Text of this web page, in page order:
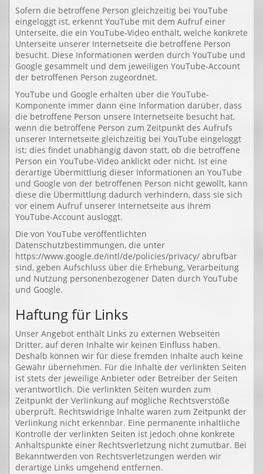
Sofern die betroffene Person gleichzeitig bei YouTube
eingeloggt ist, erkennt YouTube mit dem Aufruf einer
Unterseite, die ein YouTube-Video enthält, welche konkrete
Unterseite unserer Internetseite die betroffene Person
besucht. Diese Informationen werden durch YouTube und
Google gesammelt und dem jeweiligen YouTube-Account
der betroffenen Person zugeordnet.
YouTube und Google erhalten über die YouTube-
Komponente immer dann eine Information darüber, dass
die betroffene Person unsere Internetseite besucht hat,
wenn die betroffene Person zum Zeitpunkt des Aufrufs
unserer Internetseite gleichzeitig bei YouTube eingeloggt
ist; dies findet unabhängig davon statt, ob die betroffene
Person ein YouTube-Video anklickt oder nicht. Ist eine
derartige Übermittlung dieser Informationen an YouTube
und Google von der betroffenen Person nicht gewollt, kann
diese die Übermittlung dadurch verhindern, dass sie sich
vor einem Aufruf unserer Internetseite aus ihrem
YouTube-Account ausloggt.
Die von YouTube veröffentlichten
Datenschutzbestimmungen, die unter
https://www.google.de/intl/de/policies/privacy/ abrufbar
sind, geben Aufschluss über die Erhebung, Verarbeitung
und Nutzung personenbezogener Daten durch YouTube
und Google.
Haftung für Links
Unser Angebot enthält Links zu externen Webseiten
Dritter, auf deren Inhalte wir keinen Einfluss haben.
Deshalb können wir für diese fremden Inhalte auch keine
Gewähr übernehmen. Für die Inhalte der verlinkten Seiten
ist stets der jeweilige Anbieter oder Betreiber der Seiten
verantwortlich. Die verlinkten Seiten wurden zum
Zeitpunkt der Verlinkung auf mögliche Rechtsverstöße
überprüft. Rechtswidrige Inhalte waren zum Zeitpunkt der
Verlinkung nicht erkennbar. Eine permanente inhaltliche
Kontrolle der verlinkten Seiten ist jedoch ohne konkrete
Anhaltspunkte einer Rechtsverletzung nicht zumutbar. Bei
Bekanntwerden von Rechtsverletzungen werden wir
derartige Links umgehend entfernen.